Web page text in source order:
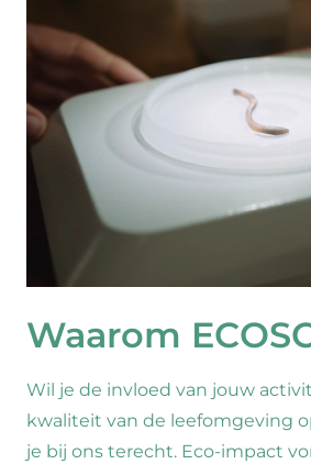
Waarom
Wil je de invloed van jouw
kwaliteit van de leefomgeving
je bij ons terecht. Eco-impact